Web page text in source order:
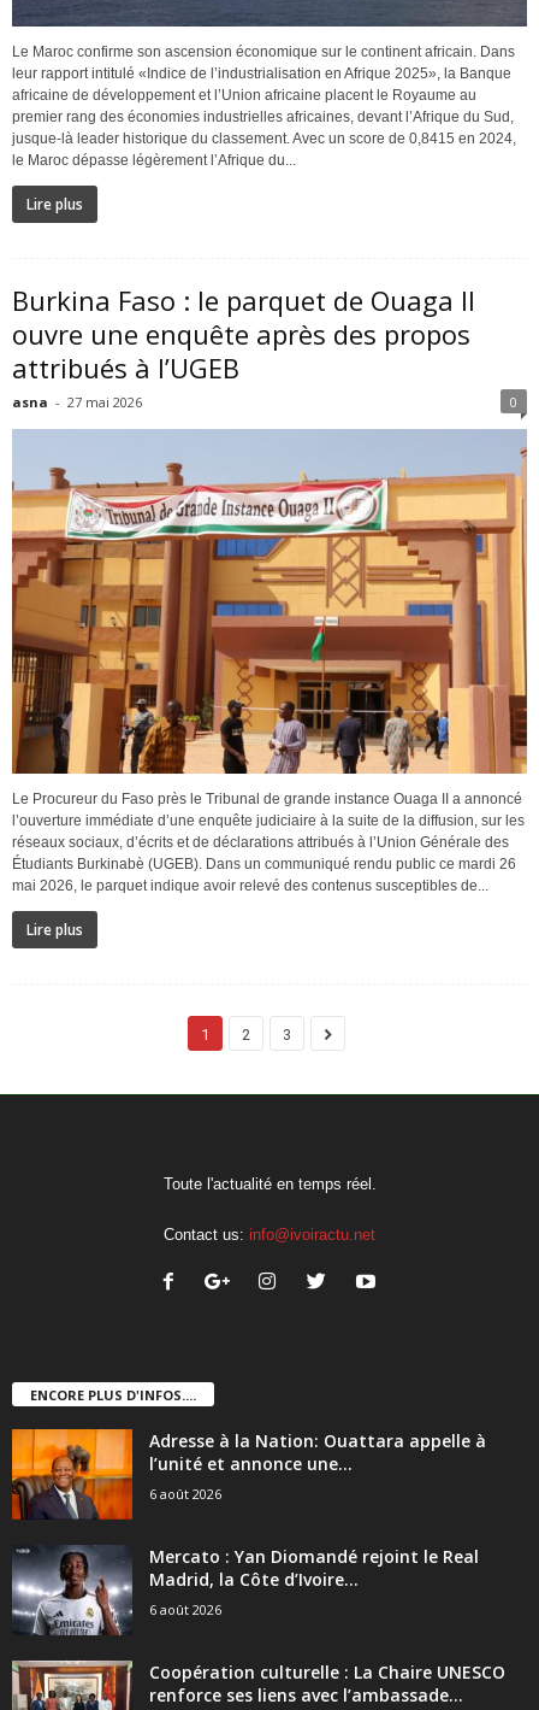
Le Maroc confirme son ascension économique sur le continent africain. Dans
leur rapport intitulé «Indice de l’industrialisation en Afrique 2025», la Banque
africaine de développement et l’Union africaine placent le Royaume au
premier rang des économies industrielles africaines, devant l’Afrique du Sud,
jusque-là leader historique du classement. Avec un score de 0,8415 en 2024,
le Maroc dépasse légèrement l’Afrique du...
Lire plus
Burkina Faso : le parquet de Ouaga II
ouvre une enquête après des propos
attribués à l’UGEB
asna - 27 mai 2026 0
Le Procureur du Faso près le Tribunal de grande instance Ouaga II a annoncé
l’ouverture immédiate d’une enquête judiciaire à la suite de la diffusion, sur les
réseaux sociaux, d’écrits et de déclarations attribués à l’Union Générale des
Étudiants Burkinabè (UGEB). Dans un communiqué rendu public ce mardi 26
mai 2026, le parquet indique avoir relevé des contenus susceptibles de...
Lire plus
1 2 3
Toute l'actualité en temps réel.
Contact us: info@ivoiractu.net
ENCORE PLUS D'INFOS....
Adresse à la Nation: Ouattara appelle à
l’unité et annonce une...
6 août 2026
Mercato : Yan Diomandé rejoint le Real
Madrid, la Côte d’Ivoire...
6 août 2026
Coopération culturelle : La Chaire UNESCO
renforce ses liens avec l’ambassade...